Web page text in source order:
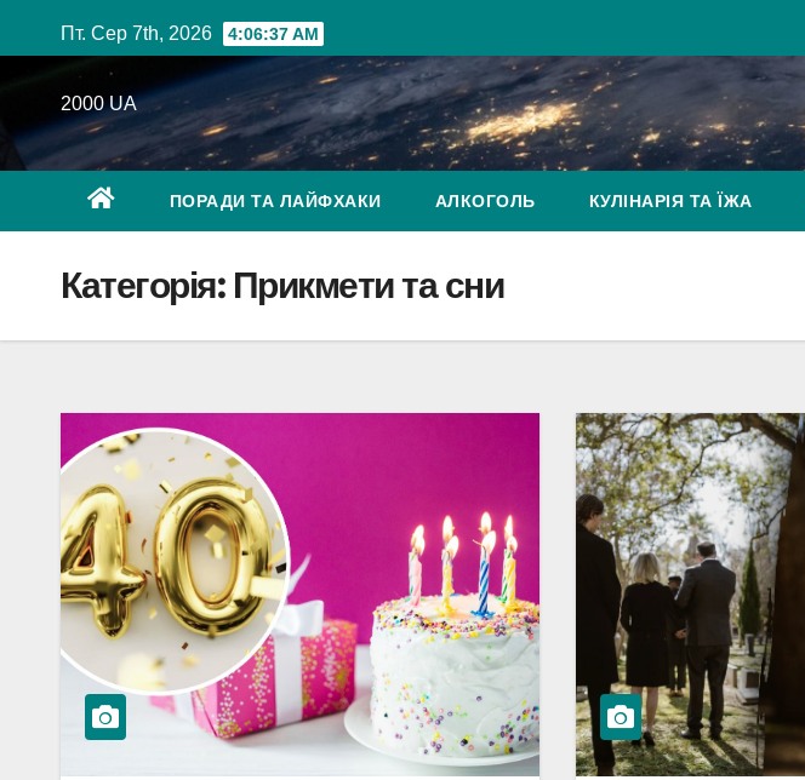
до
Пт. Сер 7th, 2026 4:06:39 AM
2000 UA
ПОРАДИ ТА ЛАЙФХАКИ АЛКОГОЛЬ КУЛІНАРІЯ ТА ЇЖА
Категорія: Прикмети та сни